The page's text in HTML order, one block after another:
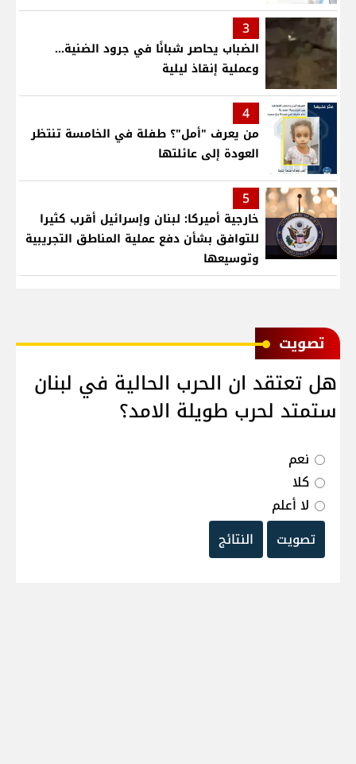
3
الضباب يحاصر شبانًا في جرود الضنية...
وعملية إنقاذ ليلية
4
من يعرف "أمل"؟ طفلة في الخامسة تنتظر
العودة إلى عائلتها
5
خارجية أميركا: لبنان وإسرائيل أقرب كثيرا
للتوافق بشأن دفع عملية المناطق التجريبية
وتوسيعها
ﺗﺼﻮﻳﺖ
هل تعتقد ان الحرب الحالية في لبنان
ستمتد لحرب طويلة الامد؟
نعم
كلا
لا أعلم
تصويت
النتائج